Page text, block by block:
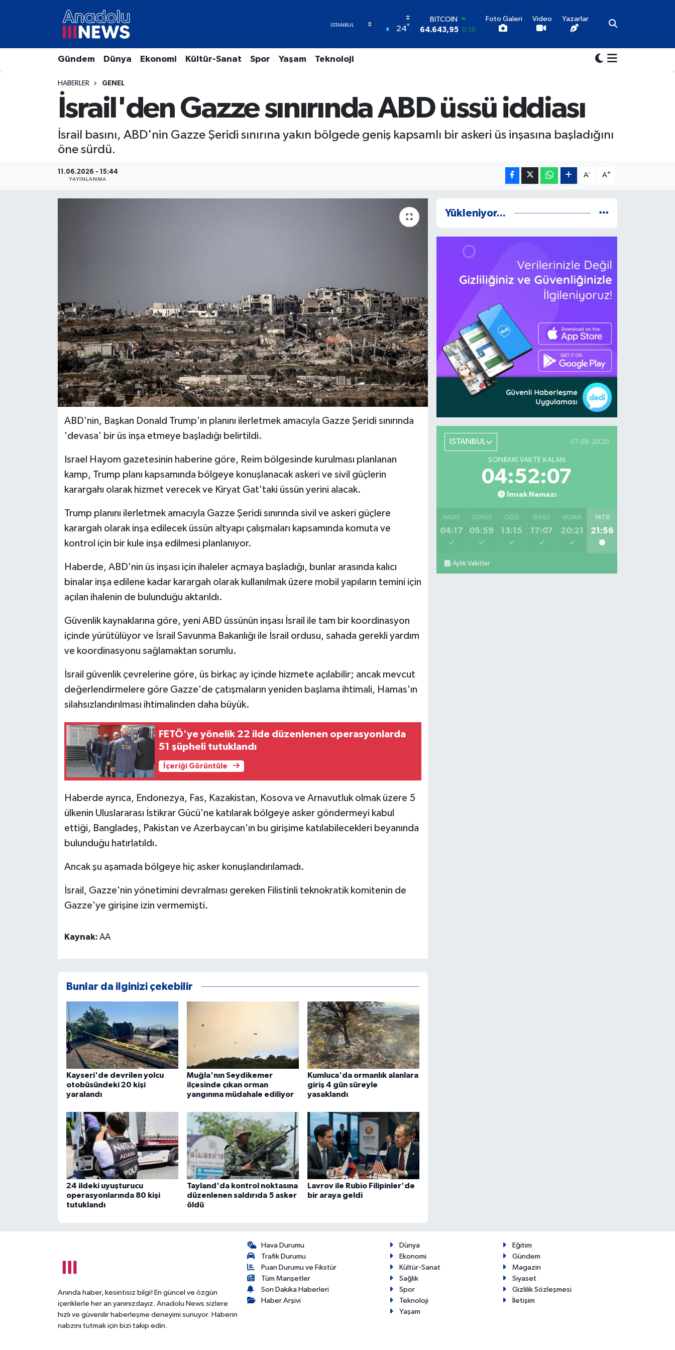
24°
BITCOIN
64.643,95 0.16
GRAM ALTIN
6500.87
0.12
13.799
70
Foto Galeri Video Yazarlar
Gündem Dünya Ekonomi Kültür-Sanat Spor Yaşam Teknoloji
HABERLER GENEL
İsrail'den Gazze sınırında ABD üssü iddiası
İsrail basını, ABD'nin Gazze Şeridi sınırına yakın bölgede geniş kapsamlı bir askeri üs inşasına başladığını
öne sürdü.
11.06.2026 - 15:44
YAYINLANMA
A- A+
ABD'nin, Başkan Donald Trump'ın planını ilerletmek amacıyla Gazze Şeridi sınırında
'devasa' bir üs inşa etmeye başladığı belirtildi.
Israel Hayom gazetesinin haberine göre, Reim bölgesinde kurulması planlanan
kamp, Trump planı kapsamında bölgeye konuşlanacak askeri ve sivil güçlerin
karargahı olarak hizmet verecek ve Kiryat Gat'taki üssün yerini alacak.
Trump planını ilerletmek amacıyla Gazze Şeridi sınırında sivil ve askeri güçlere
karargah olarak inşa edilecek üssün altyapı çalışmaları kapsamında komuta ve
kontrol için bir kule inşa edilmesi planlanıyor.
Haberde, ABD'nin üs inşası için ihaleler açmaya başladığı, bunlar arasında kalıcı
binalar inşa edilene kadar karargah olarak kullanılmak üzere mobil yapıların temini için
açılan ihalenin de bulunduğu aktarıldı.
Güvenlik kaynaklarına göre, yeni ABD üssünün inşası İsrail ile tam bir koordinasyon
içinde yürütülüyor ve İsrail Savunma Bakanlığı ile İsrail ordusu, sahada gerekli yardım
ve koordinasyonu sağlamaktan sorumlu.
İsrail güvenlik çevrelerine göre, üs birkaç ay içinde hizmete açılabilir; ancak mevcut
değerlendirmelere göre Gazze'de çatışmaların yeniden başlama ihtimali, Hamas'ın
silahsızlandırılması ihtimalinden daha büyük.
FETÖ'ye yönelik 22 ilde düzenlenen operasyonlarda
51 şüpheli tutuklandı
İçeriği Görüntüle
Haberde ayrıca, Endonezya, Fas, Kazakistan, Kosova ve Arnavutluk olmak üzere 5
ülkenin Uluslararası İstikrar Gücü'ne katılarak bölgeye asker göndermeyi kabul
ettiği, Bangladeş, Pakistan ve Azerbaycan'ın bu girişime katılabilecekleri beyanında
bulunduğu hatırlatıldı.
Ancak şu aşamada bölgeye hiç asker konuşlandırılamadı.
İsrail, Gazze'nin yönetimini devralması gereken Filistinli teknokratik komitenin de
Gazze'ye girişine izin vermemişti.
Kaynak: AA
Bunlar da ilginizi çekebilir
Kayseri'de devrilen yolcu
otobüsündeki 20 kişi
yaralandı
Muğla'nın Seydikemer
ilçesinde çıkan orman
yangınına müdahale ediliyor
Kumluca'da ormanlık alanlara
giriş 4 gün süreyle
yasaklandı
24 ildeki uyuşturucu
operasyonlarında 80 kişi
tutuklandı
Tayland'da kontrol noktasına
düzenlenen saldırıda 5 asker
öldü
Lavrov ile Rubio Filipinler'de
bir araya geldi
Yükleniyor...
İSTANBUL 07.08.2026
SONRAKI VAKTE KALAN
04:52:06
İmsak Namazı
İMSAK
04:17
GÜNEŞ
05:59
ÖĞLE
13:15
İKINDI
17:07
AKŞAM
20:21
YATSI
21:56
Aylık Vakitler
Anında haber, kesintisiz bilgi! En güncel ve özgün
içeriklerle her an yanınızdayız. Anadolu News sizlere
hızlı ve güvenilir haberleşme deneyimi sunuyor. Haberin
nabzını tutmak için bizi takip edin.
Hava Durumu
Trafik Durumu
Puan Durumu ve Fikstür
Tüm Manşetler
Son Dakika Haberleri
Haber Arşivi
Dünya
Eğitim
Ekonomi
Gündem
Kültür-Sanat
Magazin
Sağlık
Siyaset
Spor
Gizlilik Sözleşmesi
Teknoloji
İletişim
Yaşam
Hava Durumu
Trafik Durumu
Süper Lig Puan Durumu ve Fikstür
Tüm Manşetler
Son Dakika Haberleri